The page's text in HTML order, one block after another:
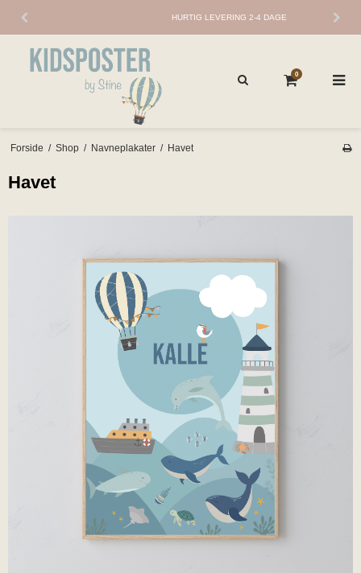
FRI FRAGT VED KØB OVER 399 KR
0
Forside / Shop / Navneplakater / Havet
Havet